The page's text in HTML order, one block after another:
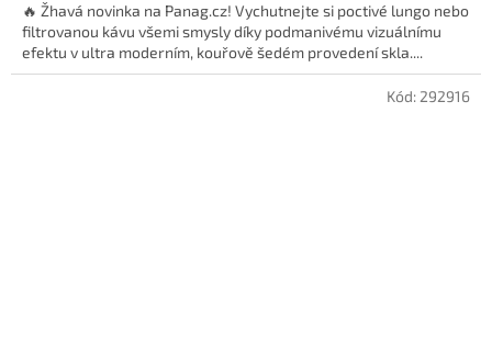
z
5
hvězdiček.
🔥 Žhavá novinka na Panag.cz! Vychutnejte si poctivé lungo nebo
filtrovanou kávu všemi smysly díky podmanivému vizuálnímu
efektu v ultra moderním, kouřově šedém provedení skla....
Kód: 292916